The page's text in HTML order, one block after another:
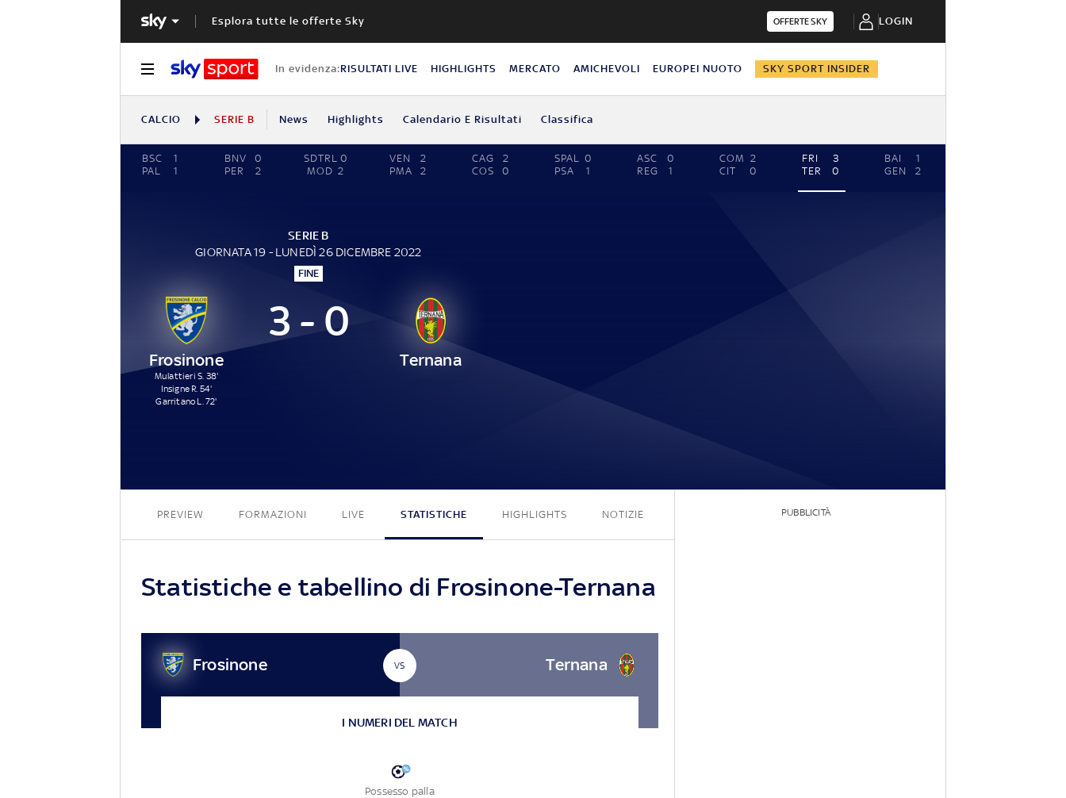
Esplora tutte le offerte Sky OFFERTE SKY LOGIN
In evidenza:RISULTATI LIVE HIGHLIGHTS MERCATO AMICHEVOLI EUROPEI NUOTO SKY SPORT INSIDER
CALCIO SERIE B News Highlights Calendario E Risultati Classifica
BSC
1
PAL
1
BNV
0
PER
2
SDTRL 0
MOD 2
VEN
2
PMA
2
CAG
2
COS
0
SPAL
0
PSA
1
ASC
0
REG
1
COM 2
CIT
0
FRI
3
TER
0
BAI
1
GEN
2
SERIE B
GIORNATA 19 - LUNEDÌ 26 DICEMBRE 2022
FINE
Frosinone
Mulattieri S. 38'
Insigne R. 54'
Garritano L. 72'
3 - 0
Ternana
PREVIEW FORMAZIONI LIVE STATISTICHE HIGHLIGHTS NOTIZIE
Statistiche e tabellino di Frosinone-Ternana
Frosinone VS Ternana
I NUMERI DEL MATCH
Possesso palla
PUBBLICITÀ